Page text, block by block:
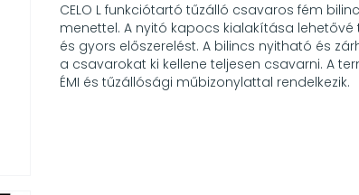
CELO L funkciótartó tűzálló csavaros fém
menettel. A nyitó kapocs kialakítása lehetővé
és gyors előszerelést. A bilincs nyitható és
a csavarokat ki kellene teljesen csavarni. A
ÉMI és tűzállósági műbizonylattal rendelkezik.